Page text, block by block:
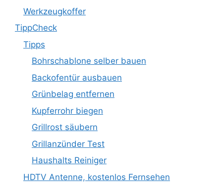
Werkzeugkoffer
TippCheck
Tipps
Bohrschablone selber bauen
Backofentür ausbauen
Grünbelag entfernen
Kupferrohr biegen
Grillrost säubern
Grillanzünder Test
Haushalts Reiniger
HDTV Antenne, kostenlos Fernsehen